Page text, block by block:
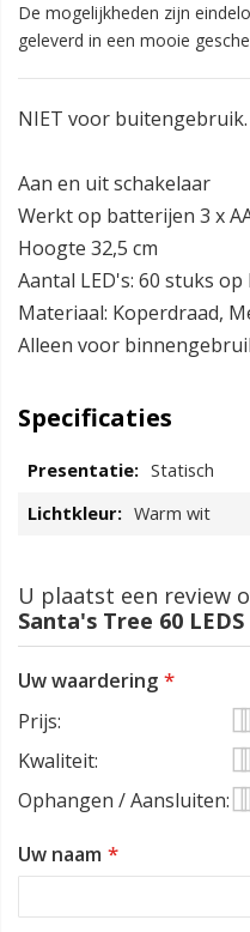
De mogelijkheden zijn
geleverd in een mooie
NIET voor buitengebruik.
Aan en uit schakelaar
Werkt op batterijen 3 x
Hoogte 32,5 cm
Aantal LED's: 60 stuks
Materiaal: Koperdraad,
Alleen voor
Specificaties
Statisch
Warm wit
U plaatst een review
Santa's Tree 60
Uw waardering
Prijs
1
2
3
4
5
Kwaliteit
1
2
3
4
5
Ophangen / Aansluiten
Uw naam